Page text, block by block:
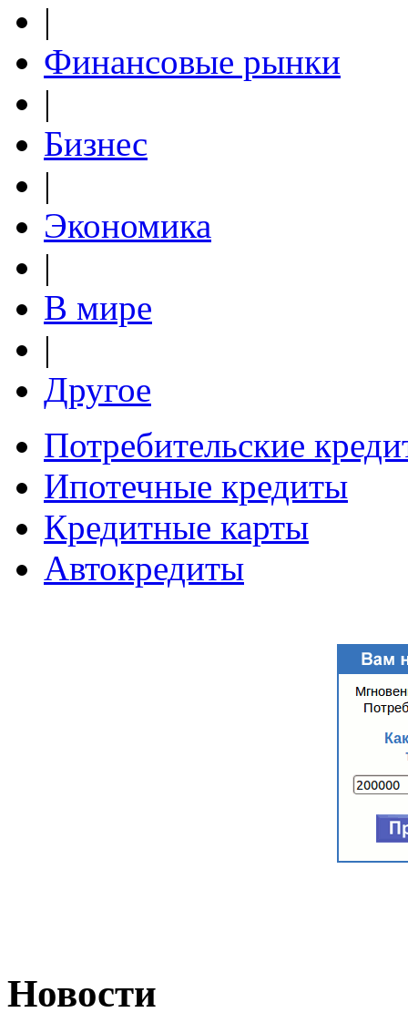
|
Финансовые рынки
|
Бизнес
|
Экономика
|
В мире
|
Другое
Потребительские
Ипотечные кредиты
Кредитные карты
Автокредиты
Новости